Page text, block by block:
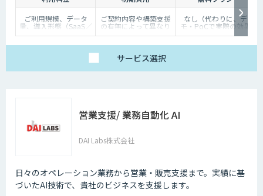
ご利用規模、データ
量、導入形態（SaaS／
オンプレミス等）に応
ご契約内容や構築支援
の有無によって異なり
ます。詳しくはご相談
なし（代わりに、デ
モ・PoCで実際の効果
を体験いただけます）
サービス選択
営業支援/ 業務自動化 AI
DAI Labs株式会社
日々のオペレーション業務から営業・販売支援まで。実績に基
づいたAI技術で、貴社のビジネスを支援します。